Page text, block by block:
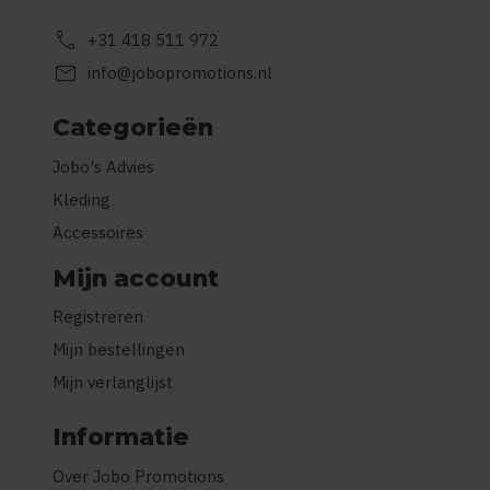
call +31 418 511 972
mail info@jobopromotions.nl
Categorieën
Jobo's Advies
Kleding
Accessoires
Mijn account
Registreren
Mijn bestellingen
Mijn verlanglijst
Informatie
Over Jobo Promotions